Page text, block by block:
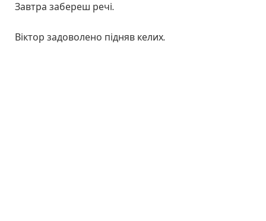
Завтра забереш речі.
Віктор задоволено підняв келих.